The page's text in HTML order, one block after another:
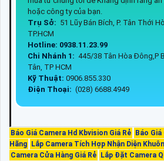
hoặc công ty của bạn.
Trụ Sở: 51 Lũy Bán Bích, P. Tân Thới
TP.HCM
Hotline: 0938.11.23.99
Chi Nhánh 1: 445/38 Tân Hòa Đông,P
Tân, TP HCM
Kỹ Thuật: 0906.855.330
Điện Thoại: (028) 6688.4949
Báo Giá Camera Hd Kbvision Giá Rẻ Báo Giá
Hãng Lắp Camera Tích Hợp Nhận Diện
Camera Cửa Hàng Giá Rẻ Lắp Đặt Camera